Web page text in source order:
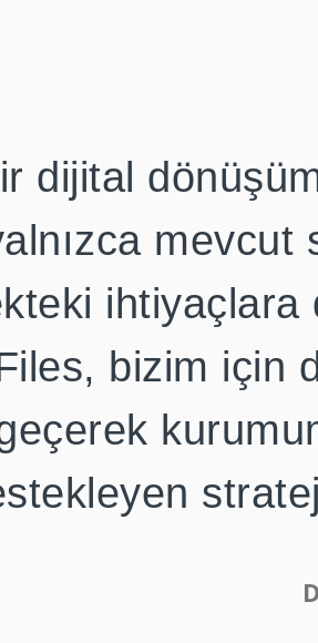
dijital
mevcut
ihtiyaçlara
bizim için